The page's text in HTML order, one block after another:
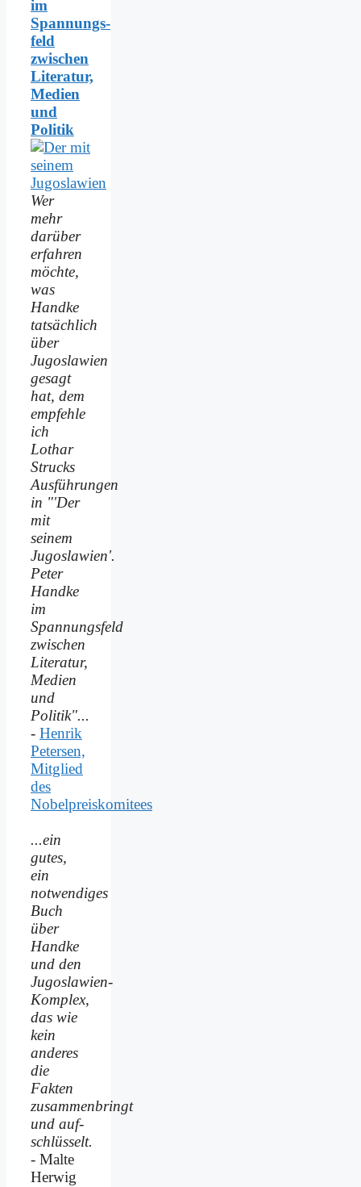
im
Spannungs­
feld
zwischen
Literatur,
Medien
und
Politik
Wer
mehr
darüber
erfahren
möchte,
was
Handke
tatsächlich
über
Jugoslawien
gesagt
hat, dem
empfehle
ich
Lothar
Strucks
Ausführungen
in "'Der
mit
seinem
Jugoslawien'.
Peter
Handke
im
Spannungsfeld
zwischen
Literatur,
Medien
und
Politik"...
- Henrik
Petersen,
Mitglied
des
Nobelpreiskomitees
...ein
gutes,
ein
notwendiges
Buch
über
Handke
und den
Jugoslawien-
Komplex,
das wie
kein
anderes
die
Fakten
zusammenbringt
und auf­
schlüsselt.
- Malte
Herwig